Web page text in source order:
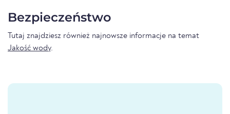
Bezpieczeństwo
Tutaj znajdziesz również najnowsze informacje na temat
Jakość wody.